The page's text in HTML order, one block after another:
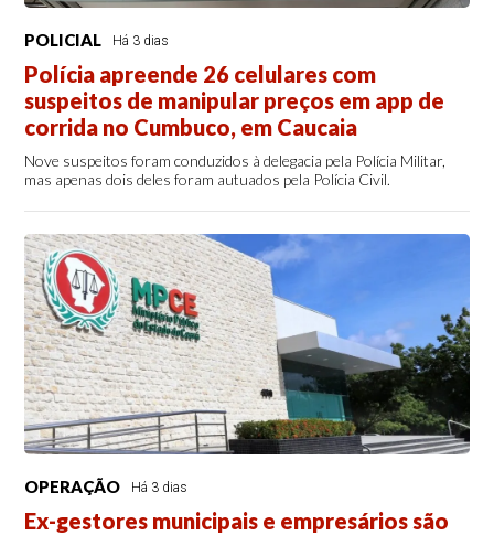
POLICIAL Há 3 dias
Polícia apreende 26 celulares com
suspeitos de manipular preços em app de
corrida no Cumbuco, em Caucaia
Nove suspeitos foram conduzidos à delegacia pela Polícia Militar,
mas apenas dois deles foram autuados pela Polícia Civil.
OPERAÇÃO Há 3 dias
Ex-gestores municipais e empresários são